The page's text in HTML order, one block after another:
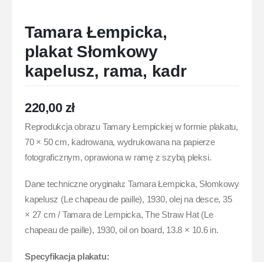
Tamara Łempicka,
plakat Słomkowy
kapelusz, rama, kadr
220,00 zł
Reprodukcja obrazu Tamary Łempickiej w formie plakatu,
70 × 50 cm, kadrowana, wydrukowana na papierze
fotograficznym, oprawiona w ramę z szybą pleksi.
Dane techniczne oryginału: Tamara Łempicka, Słomkowy
kapelusz (Le chapeau de paille), 1930, olej na desce, 35
× 27 cm / Tamara de Lempicka, The Straw Hat (Le
chapeau de paille), 1930, oil on board, 13.8 × 10.6 in.
Specyfikacja plakatu: